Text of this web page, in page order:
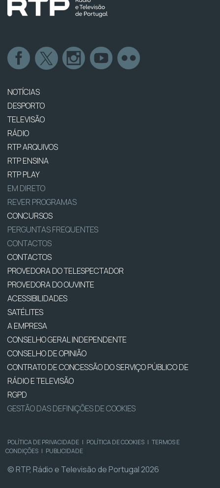
NOTÍCIAS
DESPORTO
TELEVISÃO
RÁDIO
RTP ARQUIVOS
RTP ENSINA
RTP PLAY
EM DIRETO
REVER PROGRAMAS
CONCURSOS
PERGUNTAS FREQUENTES
CONTACTOS
CONTACTOS
PROVEDORA DO TELESPECTADOR
PROVEDORA DO OUVINTE
ACESSIBILIDADES
SATÉLITES
A EMPRESA
CONSELHO GERAL INDEPENDENTE
CONSELHO DE OPINIÃO
CONTRATO DE CONCESSÃO DO SERVIÇO PÚBLICO DE
RÁDIO E TELEVISÃO
RGPD
GESTÃO DAS DEFINIÇÕES DE COOKIES
POLÍTICA DE PRIVACIDADE | POLÍTICA DE COOKIES | TERMOS E
CONDIÇÕES | PUBLICIDADE
© RTP, Rádio e Televisão de Portugal 2026